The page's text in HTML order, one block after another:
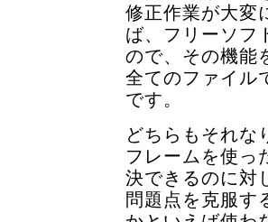
修正作業が大変
ば、フリーソフ
ので、その機能
全てのファイル
です。
どちらもそれな
フレームを使っ
決できるのに対
問題点を克服す